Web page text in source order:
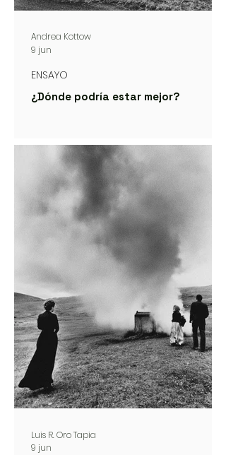
¿Dónde podría estar mejor?
ENSAYO
Andrea Kottow
9 jun
Luis R. Oro Tapia
9 jun